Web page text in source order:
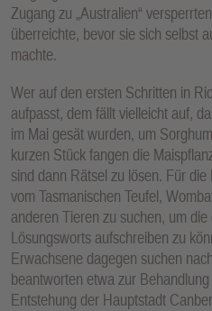
Zugang zu „Australien“
überreichte, bevor sie sich selbst
machte.
Wer auf den ersten Schritten in
aufpasst, dem fällt vielleicht auf,
im Mai gesät wurden, um
kurzen Stück fangen die
sind dann Rätsel zu lösen. Für
vom Tasmanischen Teufel,
anderen Tieren zu suchen, um
Lösungsworts aufschreiben zu
Erwachsene dagegen suchen
beantworten etwa zur
Entstehung der Hauptstadt